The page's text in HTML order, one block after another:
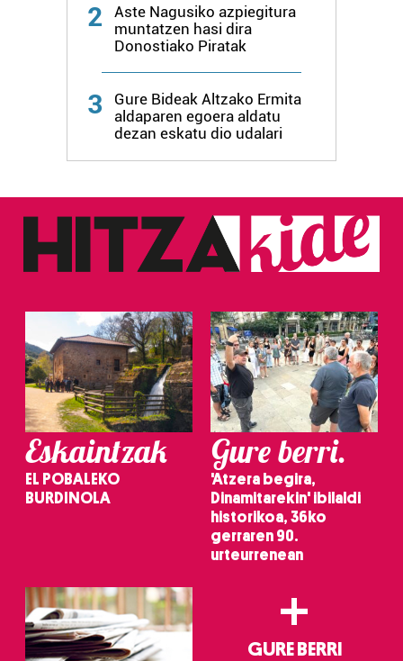
Webgune honek cookie propioak eta hirugarrenen cookie-
baliatzen gara. Ohar hau onartuz gero, teknologia hori
erabiltzeko baimen esplizitua ematen diguzu.
2
Aste Nagusiko azpiegitura
muntatzen hasi dira
Donostiako Piratak
3
Gure Bideak Altzako Ermita
aldaparen egoera aldatu
dezan eskatu dio udalari
Eskaintzak
EL POBALEKO
BURDINOLA
Gure berri.
'Atzera begira,
Dinamitarekin' ibilaldi
historikoa, 36ko
gerraren 90.
urteurrenean
+
GURE BERRI